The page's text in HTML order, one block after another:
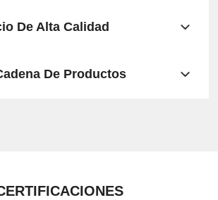
De Alta Calidad
De Productos